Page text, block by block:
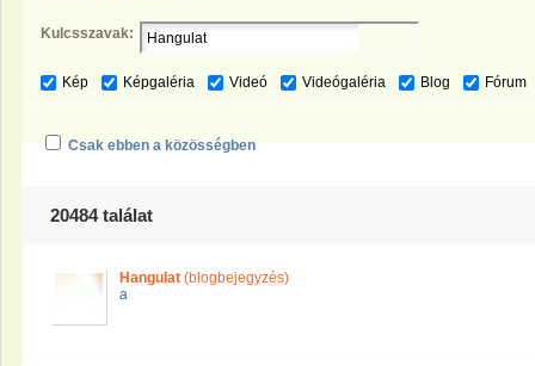
Kulcsszavak:
Kép Képgaléria Videó Videógaléria Blog Fórum
Csak ebben a közösségben
20484 találat
Hangulat (blogbejegyzés)
a